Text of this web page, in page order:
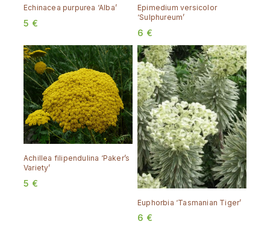
Echinacea purpurea ‘Alba’
5 €
Epimedium versicolor
‘Sulphureum’
6 €
Achillea filipendulina ‘Paker’s
Variety’
5 €
Euphorbia ‘Tasmanian Tiger’
6 €